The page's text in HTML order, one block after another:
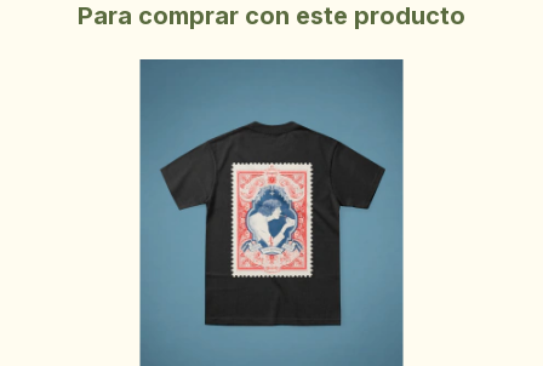
Para comprar con este producto